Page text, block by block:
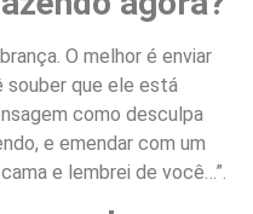
O melhor é enviar
souber que ele está
como desculpa
e emendar com um
e lembrei de você…”.